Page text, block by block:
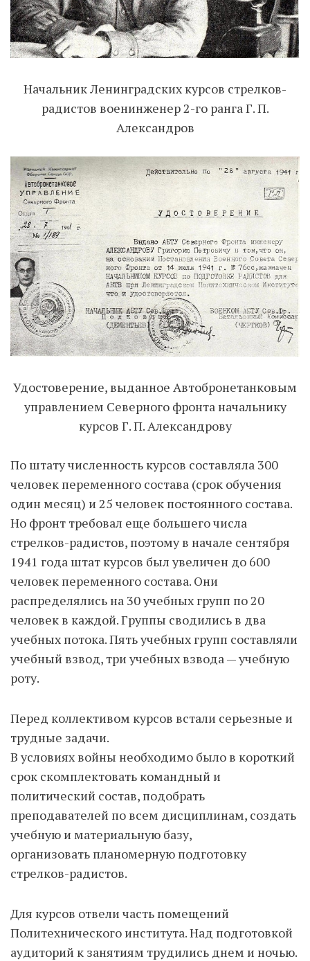
Начальник Ленинградских курсов стрелков-
радистов военинженер 2-го ранга Г. П.
Александров
Удостоверение, выданное Автобронетанковым
управлением Северного фронта начальнику
курсов Г. П. Александрову
По штату численность курсов составляла 300
человек переменного состава (срок обучения
один месяц) и 25 человек постоянного состава.
Но фронт требовал еще большего числа
стрелков-радистов, поэтому в начале сентября
1941 года штат курсов был увеличен до 600
человек переменного состава. Они
распределялись на 30 учебных групп по 20
человек в каждой. Группы сводились в два
учебных потока. Пять учебных групп составляли
учебный взвод, три учебных взвода — учебную
роту.
Перед коллективом курсов встали серьезные и
трудные задачи.
В условиях войны необходимо было в короткий
срок скомплектовать командный и
политический состав, подобрать
преподавателей по всем дисциплинам, создать
учебную и материальную базу,
организовать планомерную подготовку
стрелков-радистов.
Для курсов отвели часть помещений
Политехнического института. Над подготовкой
аудиторий к занятиям трудились днем и ночью.